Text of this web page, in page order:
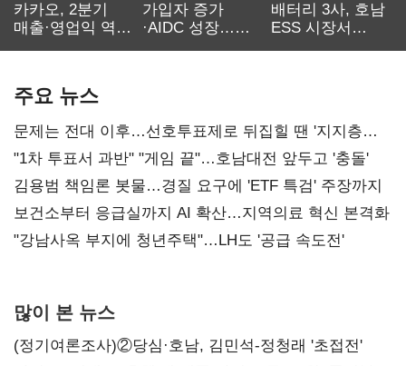
카카오, 2분기
매출·영업익 역대
가입자 증가
·AIDC 성장…
배터리 3사, 호남
ESS 시장서
주요 뉴스
문제는 전대 이후…선호투표제로 뒤집힐 땐 '지지층
불복'
"1차 투표서 과반" "게임 끝"…호남대전 앞두고 '충돌'
김용범 책임론 봇물…경질 요구에 'ETF 특검' 주장까지
보건소부터 응급실까지 AI 확산…지역의료 혁신 본격화
"강남사옥 부지에 청년주택"…LH도 '공급 속도전'
많이 본 뉴스
(정기여론조사)②당심·호남, 김민석-정청래 '초접전'